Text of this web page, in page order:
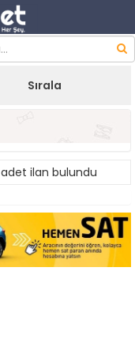
Sırala
adet ilan bulundu